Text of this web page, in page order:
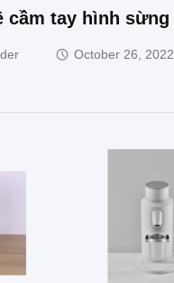
cầm tay hình sừng
October 26, 2022